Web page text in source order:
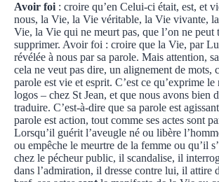
Avoir foi : croire qu’en Celui-ci était, est, et
nous, la Vie, la Vie véritable, la Vie vivante,
Vie, la Vie qui ne meurt pas, que l’on ne peut
supprimer. Avoir foi : croire que la Vie, par
révélée à nous par sa parole. Mais attention,
cela ne veut pas dire, un alignement de mots,
parole est vie et esprit. C’est ce qu’exprime le
logos – chez St Jean, et que nous avons bien
traduire. C’est-à-dire que sa parole est
parole est action, tout comme ses actes sont
Lorsqu’il guérit l’aveugle né ou libère
ou empêche le meurtre de la femme ou qu’il
chez le pécheur public, il scandalise, il
dans l’admiration, il dresse contre lui, il attire